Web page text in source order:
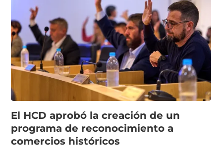
El HCD aprobó la creación de un
programa de reconocimiento a
comercios históricos